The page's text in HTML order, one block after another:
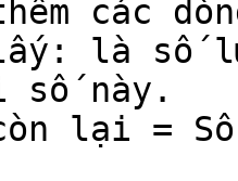
các
là số
số này.
lại =